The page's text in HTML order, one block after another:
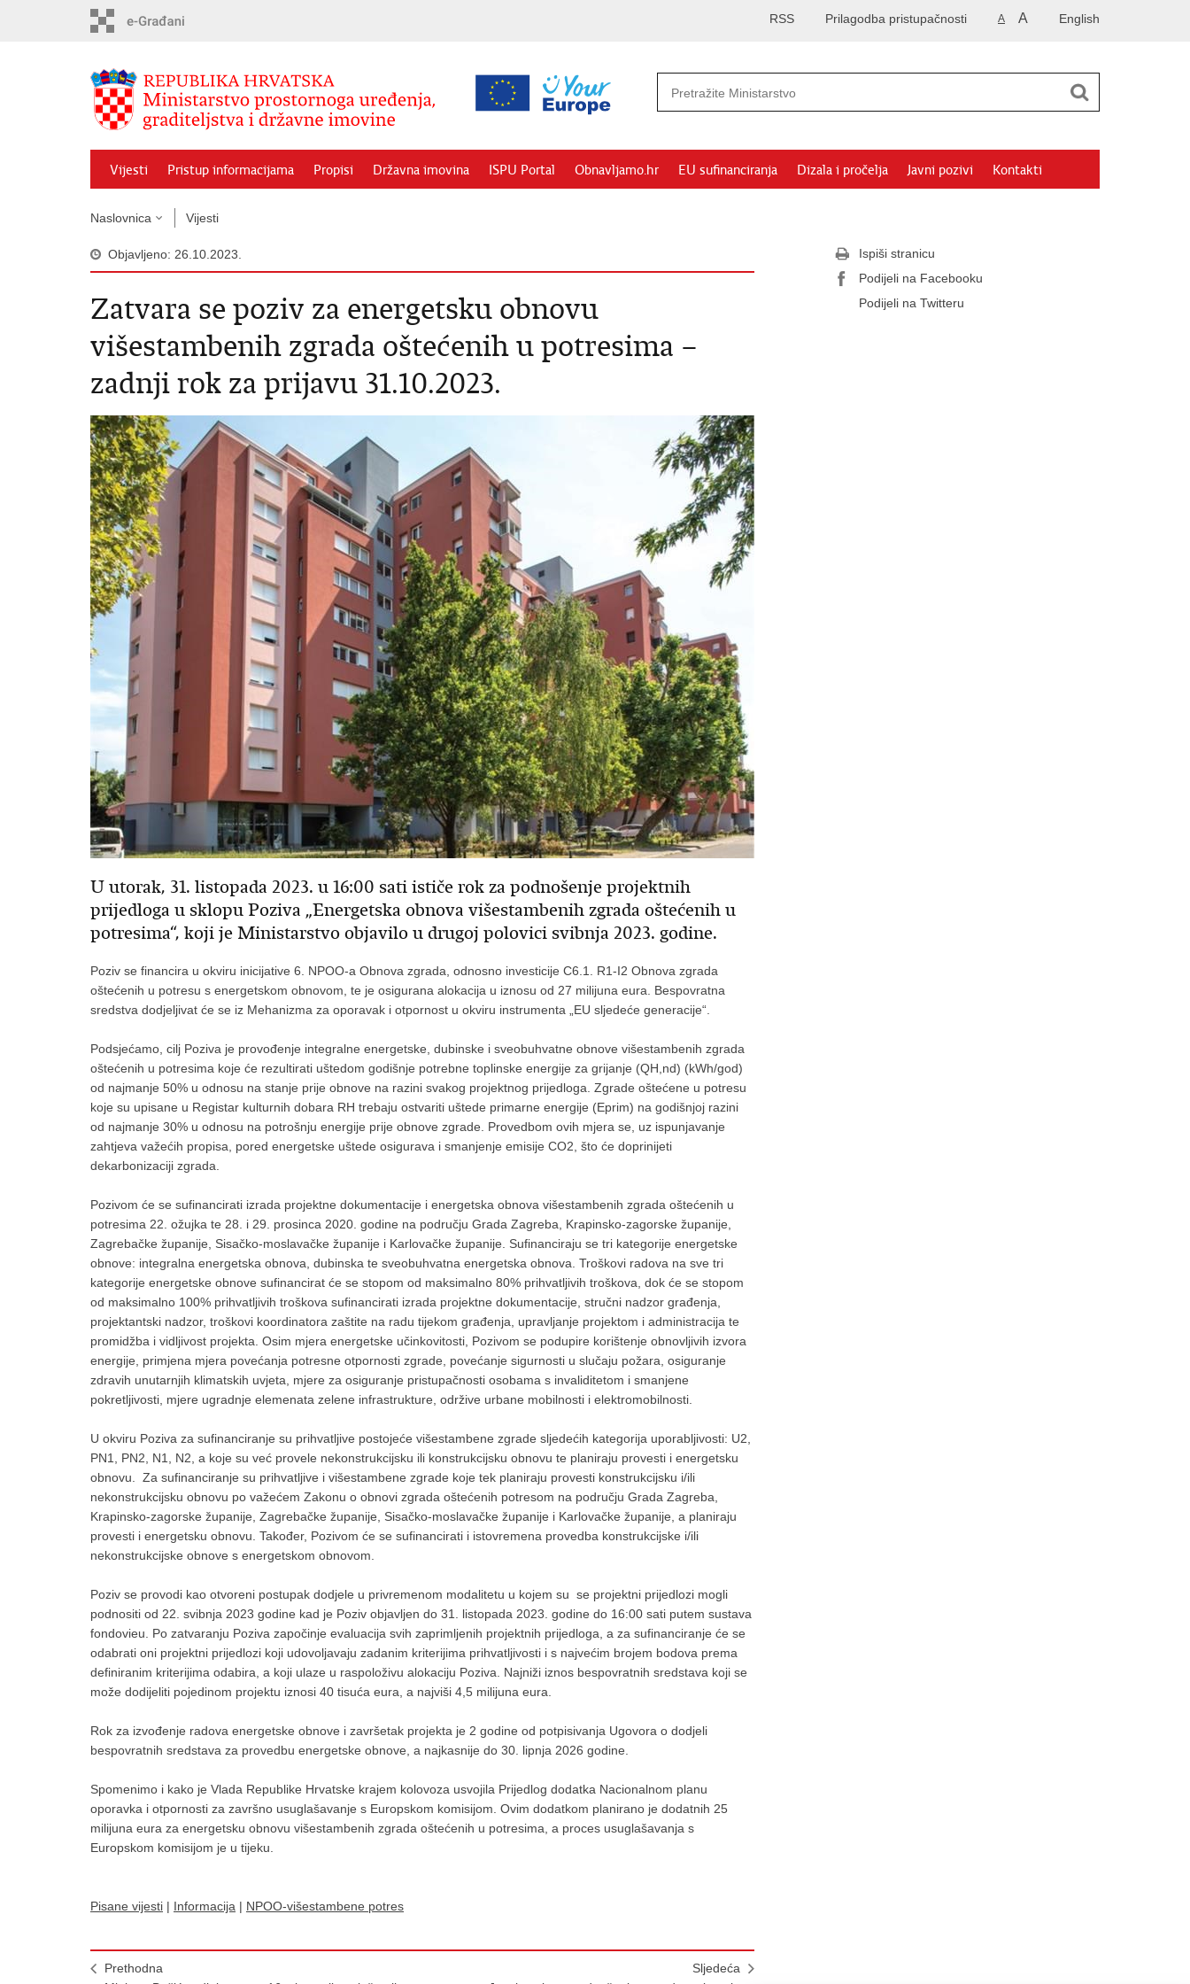
English
A A
Prilagodba pristupačnosti
RSS
Vijesti Pristup informacijama Propisi Državna imovina ISPU Portal Obnavljamo.hr EU sufinanciranja Dizala i pročelja Javni pozivi Kontakti
Naslovnica Vijesti
Objavljeno: 26.10.2023.
Zatvara se poziv za energetsku obnovu
višestambenih zgrada oštećenih u potresima –
zadnji rok za prijavu 31.10.2023.
U utorak, 31. listopada 2023. u 16:00 sati ističe rok za podnošenje projektnih
prijedloga u sklopu Poziva „Energetska obnova višestambenih zgrada oštećenih u
potresima“, koji je Ministarstvo objavilo u drugoj polovici svibnja 2023. godine.
Poziv se financira u okviru inicijative 6. NPOO-a Obnova zgrada, odnosno investicije C6.1. R1-I2 Obnova zgrada
oštećenih u potresu s energetskom obnovom, te je osigurana alokacija u iznosu od 27 milijuna eura. Bespovratna
sredstva dodjeljivat će se iz Mehanizma za oporavak i otpornost u okviru instrumenta „EU sljedeće generacije“.
Podsjećamo, cilj Poziva je provođenje integralne energetske, dubinske i sveobuhvatne obnove višestambenih zgrada
oštećenih u potresima koje će rezultirati uštedom godišnje potrebne toplinske energije za grijanje (QH,nd) (kWh/god)
od najmanje 50% u odnosu na stanje prije obnove na razini svakog projektnog prijedloga. Zgrade oštećene u potresu
koje su upisane u Registar kulturnih dobara RH trebaju ostvariti uštede primarne energije (Eprim) na godišnjoj razini
od najmanje 30% u odnosu na potrošnju energije prije obnove zgrade. Provedbom ovih mjera se, uz ispunjavanje
zahtjeva važećih propisa, pored energetske uštede osigurava i smanjenje emisije CO2, što će doprinijeti
dekarbonizaciji zgrada.
Pozivom će se sufinancirati izrada projektne dokumentacije i energetska obnova višestambenih zgrada oštećenih u
potresima 22. ožujka te 28. i 29. prosinca 2020. godine na području Grada Zagreba, Krapinsko-zagorske županije,
Zagrebačke županije, Sisačko-moslavačke županije i Karlovačke županije. Sufinanciraju se tri kategorije energetske
obnove: integralna energetska obnova, dubinska te sveobuhvatna energetska obnova. Troškovi radova na sve tri
kategorije energetske obnove sufinancirat će se stopom od maksimalno 80% prihvatljivih troškova, dok će se stopom
od maksimalno 100% prihvatljivih troškova sufinancirati izrada projektne dokumentacije, stručni nadzor građenja,
projektantski nadzor, troškovi koordinatora zaštite na radu tijekom građenja, upravljanje projektom i administracija te
promidžba i vidljivost projekta. Osim mjera energetske učinkovitosti, Pozivom se podupire korištenje obnovljivih izvora
energije, primjena mjera povećanja potresne otpornosti zgrade, povećanje sigurnosti u slučaju požara, osiguranje
zdravih unutarnjih klimatskih uvjeta, mjere za osiguranje pristupačnosti osobama s invaliditetom i smanjene
pokretljivosti, mjere ugradnje elemenata zelene infrastrukture, održive urbane mobilnosti i elektromobilnosti.
U okviru Poziva za sufinanciranje su prihvatljive postojeće višestambene zgrade sljedećih kategorija uporabljivosti: U2,
PN1, PN2, N1, N2, a koje su već provele nekonstrukcijsku ili konstrukcijsku obnovu te planiraju provesti i energetsku
obnovu. Za sufinanciranje su prihvatljive i višestambene zgrade koje tek planiraju provesti konstrukcijsku i/ili
nekonstrukcijsku obnovu po važećem Zakonu o obnovi zgrada oštećenih potresom na području Grada Zagreba,
Krapinsko-zagorske županije, Zagrebačke županije, Sisačko-moslavačke županije i Karlovačke županije, a planiraju
provesti i energetsku obnovu. Također, Pozivom će se sufinancirati i istovremena provedba konstrukcijske i/ili
nekonstrukcijske obnove s energetskom obnovom.
Poziv se provodi kao otvoreni postupak dodjele u privremenom modalitetu u kojem su se projektni prijedlozi mogli
podnositi od 22. svibnja 2023 godine kad je Poziv objavljen do 31. listopada 2023. godine do 16:00 sati putem sustava
fondovieu. Po zatvaranju Poziva započinje evaluacija svih zaprimljenih projektnih prijedloga, a za sufinanciranje će se
odabrati oni projektni prijedlozi koji udovoljavaju zadanim kriterijima prihvatljivosti i s najvećim brojem bodova prema
definiranim kriterijima odabira, a koji ulaze u raspoloživu alokaciju Poziva. Najniži iznos bespovratnih sredstava koji se
može dodijeliti pojedinom projektu iznosi 40 tisuća eura, a najviši 4,5 milijuna eura.
Rok za izvođenje radova energetske obnove i završetak projekta je 2 godine od potpisivanja Ugovora o dodjeli
bespovratnih sredstava za provedbu energetske obnove, a najkasnije do 30. lipnja 2026 godine.
Spomenimo i kako je Vlada Republike Hrvatske krajem kolovoza usvojila Prijedlog dodatka Nacionalnom planu
oporavka i otpornosti za završno usuglašavanje s Europskom komisijom. Ovim dodatkom planirano je dodatnih 25
milijuna eura za energetsku obnovu višestambenih zgrada oštećenih u potresima, a proces usuglašavanja s
Europskom komisijom je u tijeku.
Pisane vijesti | Informacija | NPOO-višestambene potres
Prethodna
Sljedeća
Ispiši stranicu
Podijeli na Facebooku
Podijeli na Twitteru